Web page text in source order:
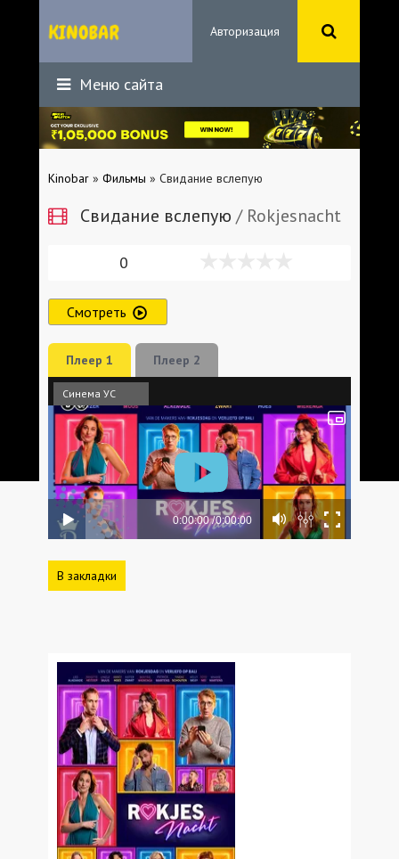
Авторизация
Меню сайта
Kinobar » Фильмы » Свидание вслепую
Свидание вслепую / Rokjesnacht
0
Смотреть
Плеер 1 Плеер 2
Синема УС
В закладки